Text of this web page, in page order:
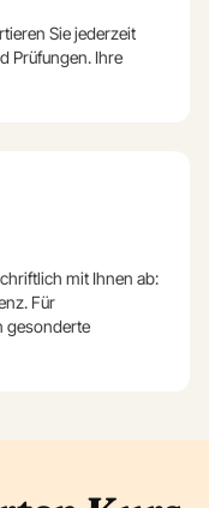
Sie jederzeit
Prüfungen. Ihre
mit Ihnen ab:
Für
gesonderte